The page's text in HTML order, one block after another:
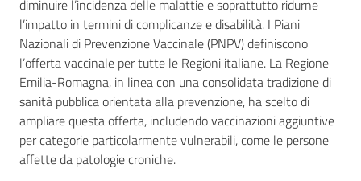
diminuire l’incidenza delle malattie e soprattutto ridurne
l’impatto in termini di complicanze e disabilità. I Piani
Nazionali di Prevenzione Vaccinale (PNPV) definiscono
l’offerta vaccinale per tutte le Regioni italiane. La Regione
Emilia-Romagna, in linea con una consolidata tradizione di
sanità pubblica orientata alla prevenzione, ha scelto di
ampliare questa offerta, includendo vaccinazioni aggiuntive
per categorie particolarmente vulnerabili, come le persone
affette da patologie croniche.